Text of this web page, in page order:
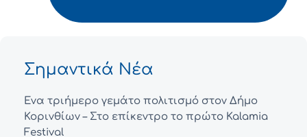
Σημαντικά Νέα
Ένα τριήμερο γεμάτο πολιτισμό στον Δήμο
Κορινθίων – Στο επίκεντρο το πρώτο Kalamia
Festival